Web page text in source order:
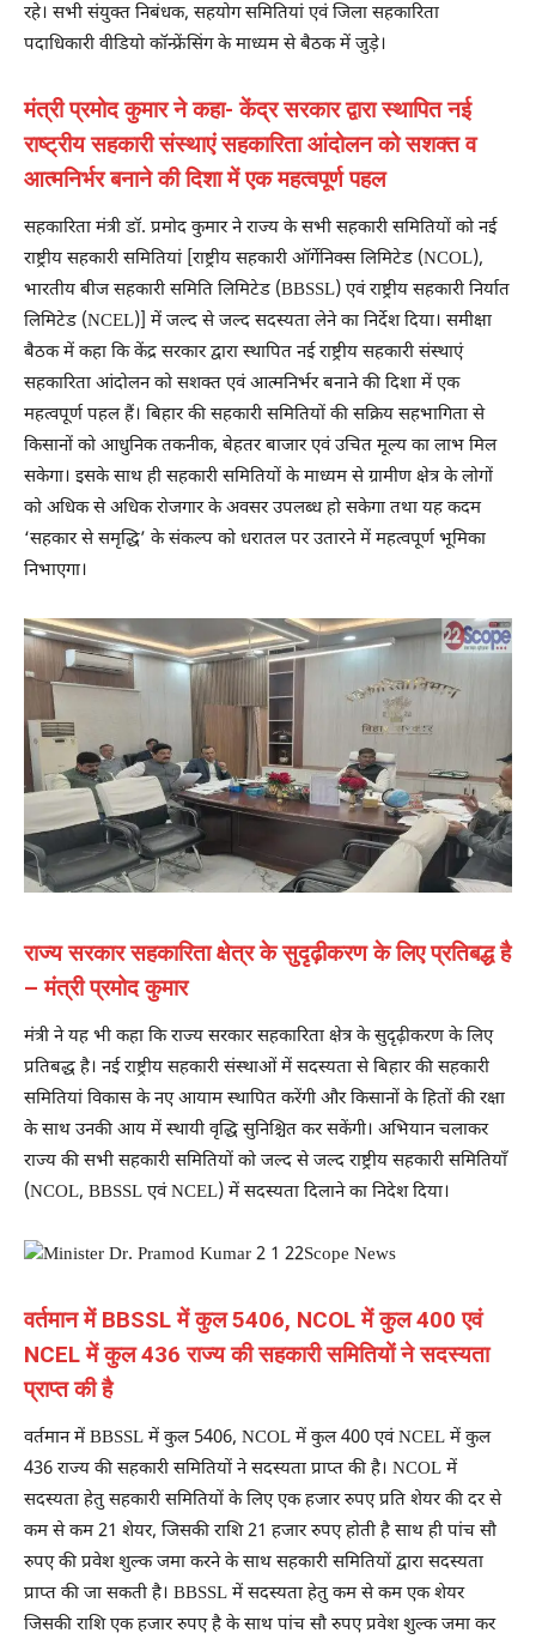
रहे। सभी संयुक्त निबंधक, सहयोग समितियां एवं जिला सहकारिता
पदाधिकारी वीडियो कॉन्फ्रेंसिंग के माध्यम से बैठक में जुड़े।
मंत्री प्रमोद कुमार ने कहा- केंद्र सरकार द्वारा स्थापित नई
राष्ट्रीय सहकारी संस्थाएं सहकारिता आंदोलन को सशक्त व
आत्मनिर्भर बनाने की दिशा में एक महत्वपूर्ण पहल
सहकारिता मंत्री डॉ. प्रमोद कुमार ने राज्य के सभी सहकारी समितियों को नई
राष्ट्रीय सहकारी समितियां [राष्ट्रीय सहकारी ऑर्गेनिक्स लिमिटेड (NCOL),
भारतीय बीज सहकारी समिति लिमिटेड (BBSSL) एवं राष्ट्रीय सहकारी निर्यात
लिमिटेड (NCEL)] में जल्द से जल्द सदस्यता लेने का निर्देश दिया। समीक्षा
बैठक में कहा कि केंद्र सरकार द्वारा स्थापित नई राष्ट्रीय सहकारी संस्थाएं
सहकारिता आंदोलन को सशक्त एवं आत्मनिर्भर बनाने की दिशा में एक
महत्वपूर्ण पहल हैं। बिहार की सहकारी समितियों की सक्रिय सहभागिता से
किसानों को आधुनिक तकनीक, बेहतर बाजार एवं उचित मूल्य का लाभ मिल
सकेगा। इसके साथ ही सहकारी समितियों के माध्यम से ग्रामीण क्षेत्र के लोगों
को अधिक से अधिक रोजगार के अवसर उपलब्ध हो सकेगा तथा यह कदम
‘सहकार से समृद्धि’ के संकल्प को धरातल पर उतारने में महत्वपूर्ण भूमिका
निभाएगा।
राज्य सरकार सहकारिता क्षेत्र के सुदृढ़ीकरण के लिए प्रतिबद्ध है
– मंत्री प्रमोद कुमार
मंत्री ने यह भी कहा कि राज्य सरकार सहकारिता क्षेत्र के सुदृढ़ीकरण के लिए
प्रतिबद्ध है। नई राष्ट्रीय सहकारी संस्थाओं में सदस्यता से बिहार की सहकारी
समितियां विकास के नए आयाम स्थापित करेंगी और किसानों के हितों की रक्षा
के साथ उनकी आय में स्थायी वृद्धि सुनिश्चित कर सकेंगी। अभियान चलाकर
राज्य की सभी सहकारी समितियों को जल्द से जल्द राष्ट्रीय सहकारी समितियाँ
(NCOL, BBSSL एवं NCEL) में सदस्यता दिलाने का निदेश दिया।
वर्तमान में BBSSL में कुल 5406, NCOL में कुल 400 एवं
NCEL में कुल 436 राज्य की सहकारी समितियों ने सदस्यता
प्राप्त की है
वर्तमान में BBSSL में कुल 5406, NCOL में कुल 400 एवं NCEL में कुल
436 राज्य की सहकारी समितियों ने सदस्यता प्राप्त की है। NCOL में
सदस्यता हेतु सहकारी समितियों के लिए एक हजार रुपए प्रति शेयर की दर से
कम से कम 21 शेयर, जिसकी राशि 21 हजार रुपए होती है साथ ही पांच सौ
रुपए की प्रवेश शुल्क जमा करने के साथ सहकारी समितियों द्वारा सदस्यता
प्राप्त की जा सकती है। BBSSL में सदस्यता हेतु कम से कम एक शेयर
जिसकी राशि एक हजार रुपए है के साथ पांच सौ रुपए प्रवेश शुल्क जमा कर